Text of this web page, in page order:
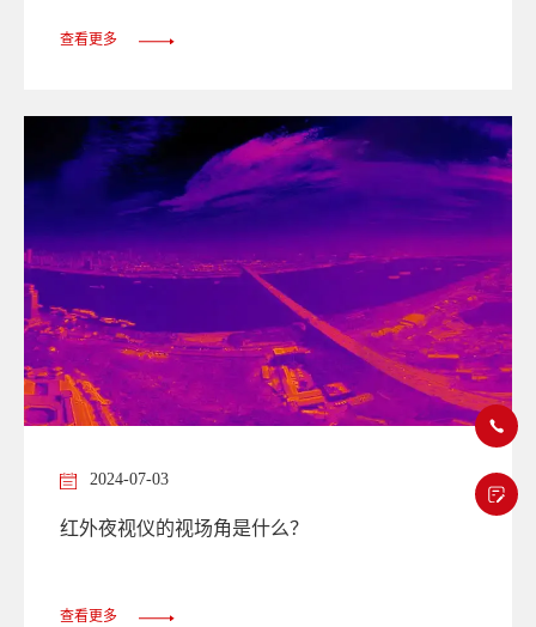
查看更多
2024-07-03
红外夜视仪的视场角是什么？
查看更多